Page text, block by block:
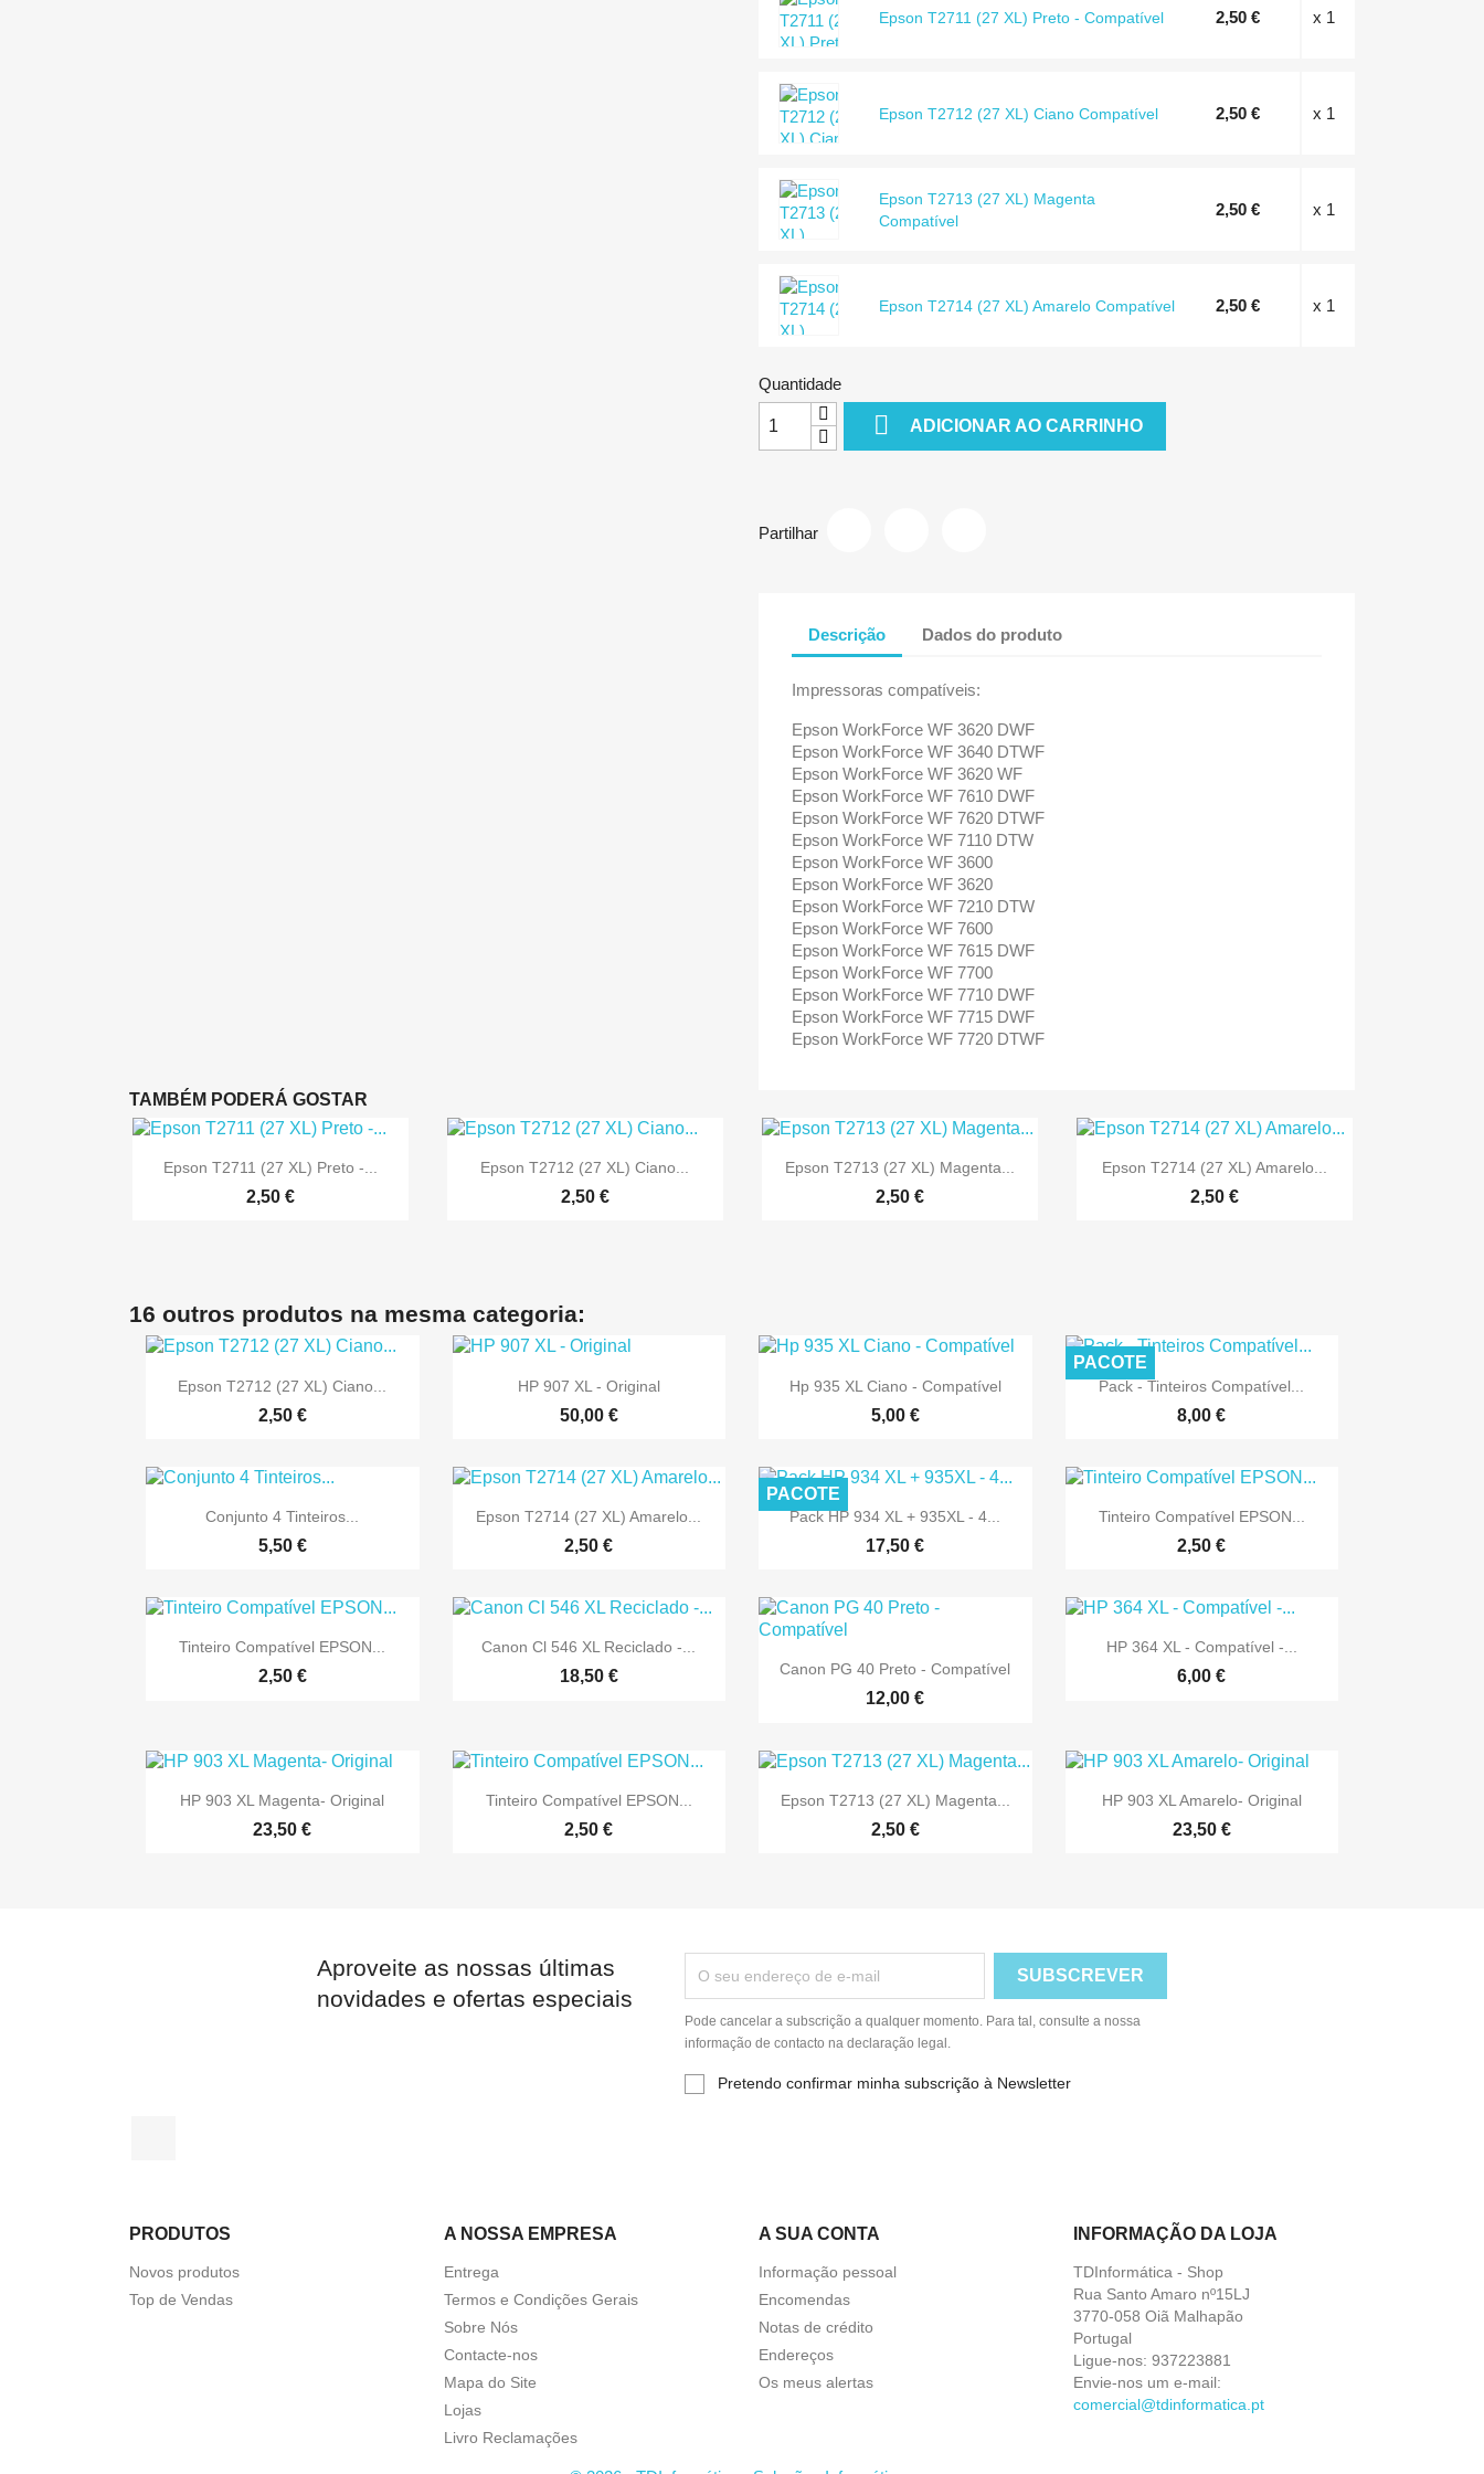
Epson T2711 (27 XL) Preto - Compatível 2,50 € x 1
Epson T2712 (27 XL) Ciano Compatível 2,50 € x 1
Epson T2713 (27 XL) Magenta
Compatível
2,50 € x 1
Epson T2714 (27 XL) Amarelo Compatível 2,50 € x 1
Quantidade
 ADICIONAR AO CARRINHO
Partilhar
Descrição Dados do produto
Impressoras compatíveis:
Epson WorkForce WF 3620 DWF
Epson WorkForce WF 3640 DTWF
Epson WorkForce WF 3620 WF
Epson WorkForce WF 7610 DWF
Epson WorkForce WF 7620 DTWF
Epson WorkForce WF 7110 DTW
Epson WorkForce WF 3600
Epson WorkForce WF 3620
Epson WorkForce WF 7210 DTW
Epson WorkForce WF 7600
Epson WorkForce WF 7615 DWF
Epson WorkForce WF 7700
Epson WorkForce WF 7710 DWF
Epson WorkForce WF 7715 DWF
Epson WorkForce WF 7720 DTWF
TAMBÉM PODERÁ GOSTAR
 Vista rápida
Epson T2711 (27 XL) Preto -...
2,50 €
 Vista rápida
Epson T2712 (27 XL) Ciano...
2,50 €
 Vista rápida
Epson T2713 (27 XL) Magenta...
2,50 €
 Vista rápida
Epson T2714 (27 XL) Amarelo...
2,50 €
16 outros produtos na mesma categoria:
 Vista rápida
Epson T2712 (27 XL) Ciano...
2,50 €
 Vista rápida
HP 907 XL - Original
50,00 €
 Vista rápida
Hp 935 XL Ciano - Compatível
5,00 €
 Vista rápida
Pack - Tinteiros Compatível...
8,00 €
PACOTE
 Vista rápida
Conjunto 4 Tinteiros...
5,50 €
 Vista rápida
Epson T2714 (27 XL) Amarelo...
2,50 €
 Vista rápida
Pack HP 934 XL + 935XL - 4...
17,50 €
PACOTE
 Vista rápida
Tinteiro Compatível EPSON...
2,50 €
 Vista rápida
Tinteiro Compatível EPSON...
2,50 €
 Vista rápida
Canon Cl 546 XL Reciclado -...
18,50 €  Vista rápida
Canon PG 40 Preto - Compatível
12,00 €
 Vista rápida
HP 364 XL - Compatível -...
6,00 €
 Vista rápida
HP 903 XL Magenta- Original
23,50 €
 Vista rápida
Tinteiro Compatível EPSON...
2,50 €
 Vista rápida
Epson T2713 (27 XL) Magenta...
2,50 €
 Vista rápida
HP 903 XL Amarelo- Original
23,50 €
Aproveite as nossas últimas
novidades e ofertas especiais
Pode cancelar a subscrição a qualquer momento. Para tal, consulte a nossa
informação de contacto na declaração legal.
Pretendo confirmar minha subscrição à Newsletter
PRODUTOS
Novos produtos
Top de Vendas
A NOSSA EMPRESA
Entrega
Termos e Condições Gerais
Sobre Nós
Contacte-nos
Mapa do Site
Lojas
Livro Reclamações
A SUA CONTA
Informação pessoal
Encomendas
Notas de crédito
Endereços
Os meus alertas
INFORMAÇÃO DA LOJA
TDInformática - Shop
Rua Santo Amaro nº15LJ
3770-058 Oiã Malhapão
Portugal
Ligue-nos: 937223881
Envie-nos um e-mail:
comercial@tdinformatica.pt